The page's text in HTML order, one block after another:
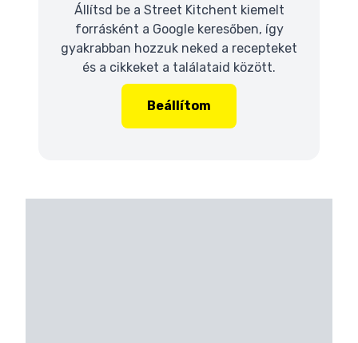
Állítsd be a Street Kitchent kiemelt
forrásként a Google keresőben, így
gyakrabban hozzuk neked a recepteket
és a cikkeket a találataid között.
Beállítom